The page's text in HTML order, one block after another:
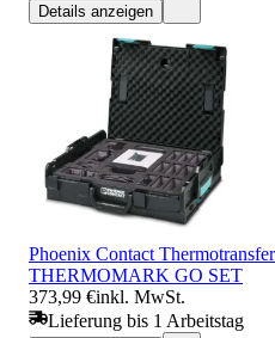
Details anzeigen
Phoenix Contact
THERMOMARK GO SET
373,99 €inkl. MwSt.
Lieferung bis 1 Arbeitstag